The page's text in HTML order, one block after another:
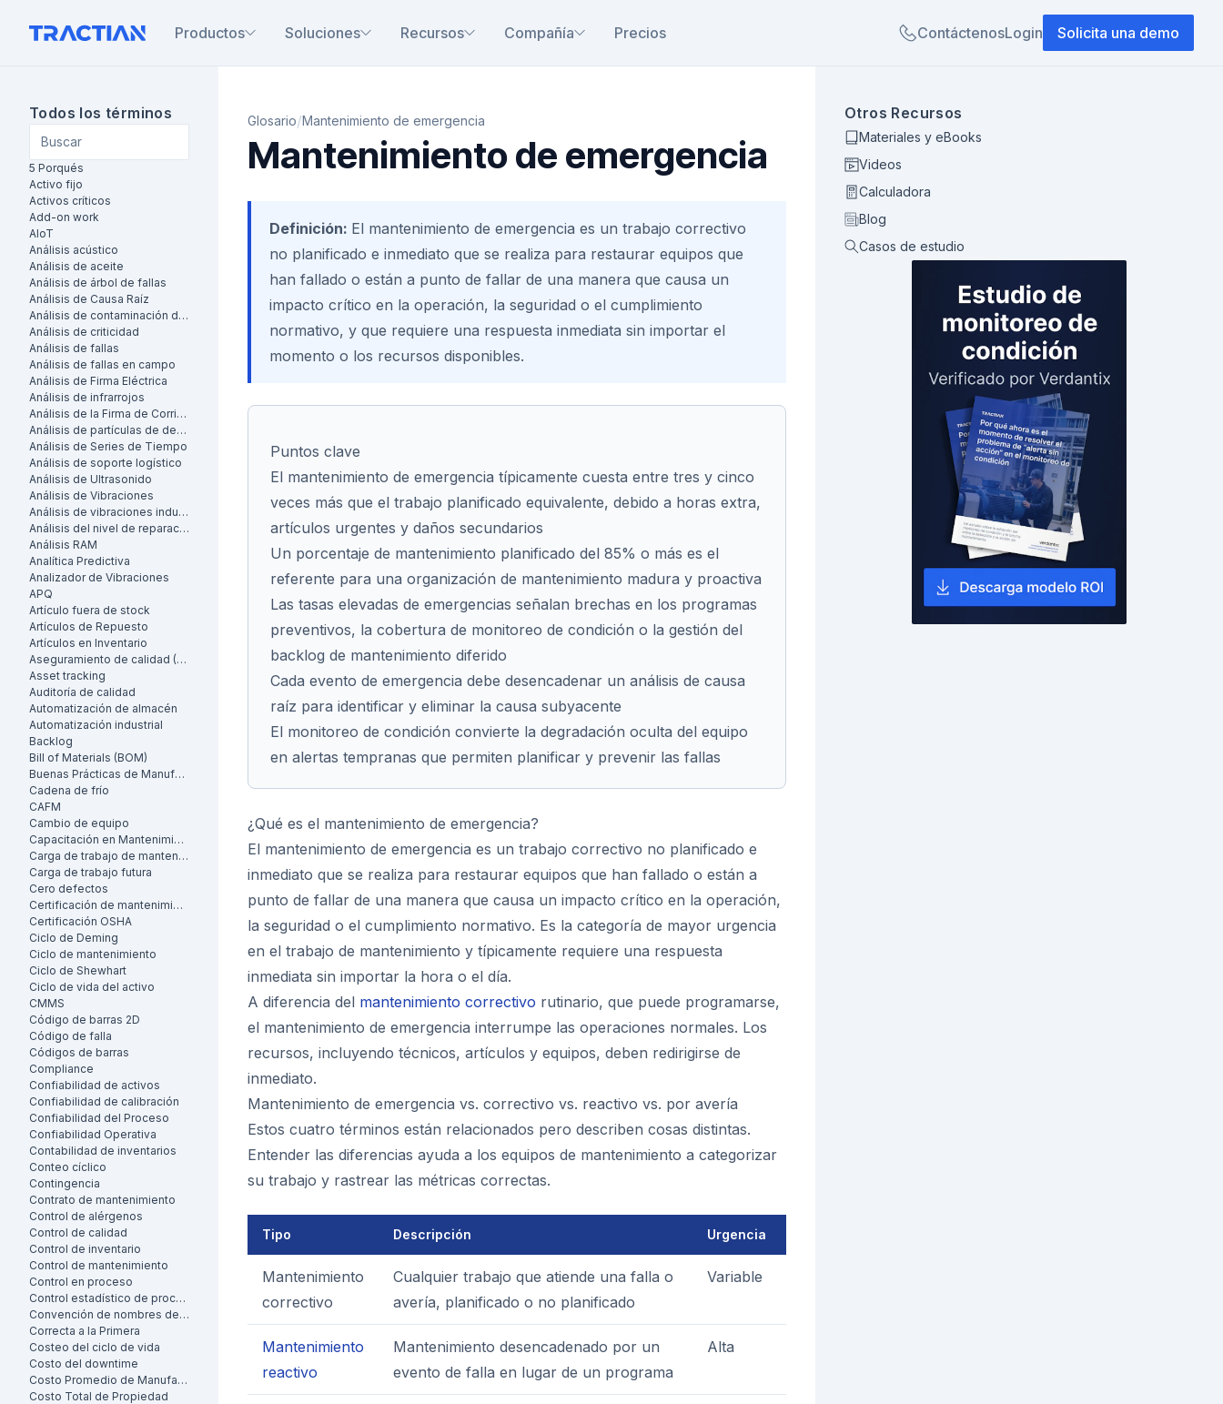
Productos Soluciones Recursos Compañía Precios ContáctenosLogin Solicita una demo
Todos los términos
5 Porqués
Activo fijo
Activos críticos
Add-on work
AIoT
Análisis acústico
Análisis de aceite
Análisis de árbol de fallas
Análisis de Causa Raíz
Análisis de contaminación de aceite
Análisis de criticidad
Análisis de fallas
Análisis de fallas en campo
Análisis de Firma Eléctrica
Análisis de infrarrojos
Análisis de la Firma de Corriente del Motor (MCSA)
Análisis de partículas de desgaste
Análisis de Series de Tiempo
Análisis de soporte logístico
Análisis de Ultrasonido
Análisis de Vibraciones
Análisis de vibraciones industrial
Análisis del nivel de reparación
Análisis RAM
Analítica Predictiva
Analizador de Vibraciones
APQ
Artículo fuera de stock
Artículos de Repuesto
Artículos en Inventario
Aseguramiento de calidad (AC)
Asset tracking
Auditoría de calidad
Automatización de almacén
Automatización industrial
Backlog
Bill of Materials (BOM)
Buenas Prácticas de Manufactura (BPM)
Cadena de frío
CAFM
Cambio de equipo
Capacitación en Mantenimiento
Carga de trabajo de mantenimiento
Carga de trabajo futura
Cero defectos
Certificación de mantenimiento
Certificación OSHA
Ciclo de Deming
Ciclo de mantenimiento
Ciclo de Shewhart
Ciclo de vida del activo
CMMS
Código de barras 2D
Código de falla
Códigos de barras
Compliance
Confiabilidad de activos
Confiabilidad de calibración
Confiabilidad del Proceso
Confiabilidad Operativa
Contabilidad de inventarios
Conteo cíclico
Contingencia
Contrato de mantenimiento
Control de alérgenos
Control de calidad
Control de inventario
Control de mantenimiento
Control en proceso
Control estadístico de procesos
Convención de nombres de activos
Correcta a la Primera
Costeo del ciclo de vida
Costo del downtime
Costo Promedio de Manufactura por Unidad
Costo Total de Propiedad
Glosario/Mantenimiento de emergencia
Mantenimiento de emergencia
Definición: El mantenimiento de emergencia es un trabajo correctivo
no planificado e inmediato que se realiza para restaurar equipos que
han fallado o están a punto de fallar de una manera que causa un
impacto crítico en la operación, la seguridad o el cumplimiento
normativo, y que requiere una respuesta inmediata sin importar el
momento o los recursos disponibles.
Puntos clave
El mantenimiento de emergencia típicamente cuesta entre tres y cinco
veces más que el trabajo planificado equivalente, debido a horas extra,
artículos urgentes y daños secundarios
Un porcentaje de mantenimiento planificado del 85% o más es el
referente para una organización de mantenimiento madura y proactiva
Las tasas elevadas de emergencias señalan brechas en los programas
preventivos, la cobertura de monitoreo de condición o la gestión del
backlog de mantenimiento diferido
Cada evento de emergencia debe desencadenar un análisis de causa
raíz para identificar y eliminar la causa subyacente
El monitoreo de condición convierte la degradación oculta del equipo
en alertas tempranas que permiten planificar y prevenir las fallas
¿Qué es el mantenimiento de emergencia?
El mantenimiento de emergencia es un trabajo correctivo no planificado e
inmediato que se realiza para restaurar equipos que han fallado o están a
punto de fallar de una manera que causa un impacto crítico en la operación,
la seguridad o el cumplimiento normativo. Es la categoría de mayor urgencia
en el trabajo de mantenimiento y típicamente requiere una respuesta
inmediata sin importar la hora o el día.
A diferencia del mantenimiento correctivo rutinario, que puede programarse,
el mantenimiento de emergencia interrumpe las operaciones normales. Los
recursos, incluyendo técnicos, artículos y equipos, deben redirigirse de
inmediato.
Mantenimiento de emergencia vs. correctivo vs. reactivo vs. por avería
Estos cuatro términos están relacionados pero describen cosas distintas.
Entender las diferencias ayuda a los equipos de mantenimiento a categorizar
su trabajo y rastrear las métricas correctas.
Tipo Descripción Urgencia
Mantenimiento
correctivo
Cualquier trabajo que atiende una falla o
avería, planificado o no planificado
Variable
Mantenimiento
reactivo
Mantenimiento desencadenado por un
evento de falla en lugar de un programa
Alta
Otros Recursos
Materiales y eBooks
Videos
Calculadora
Blog
Casos de estudio